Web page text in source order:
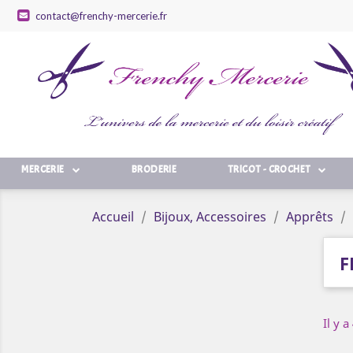
contact@frenchy-mercerie.fr
MERCERIE BRODERIE TRICOT - CROCHET
Accueil Bijoux, Accessoires Apprêts
Il y a